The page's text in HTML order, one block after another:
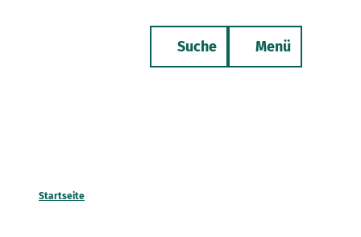
Suche Menü
Startseite